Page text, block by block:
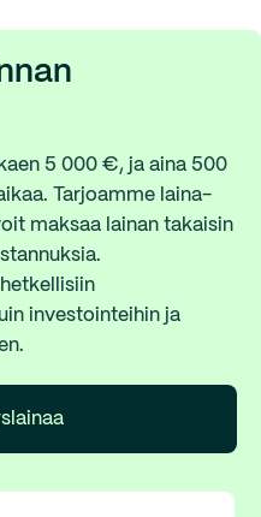
5 000 €, ja aina 500
Tarjoamme laina-
maksaa lainan takaisin
investointeihin ja